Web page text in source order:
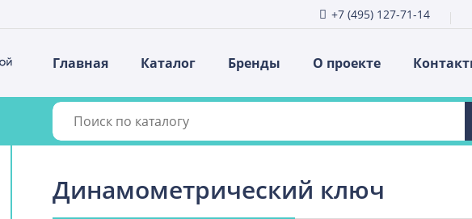
+7 (495) 127-71-14
Главная Каталог Бренды О проекте
Динамометрический ключ